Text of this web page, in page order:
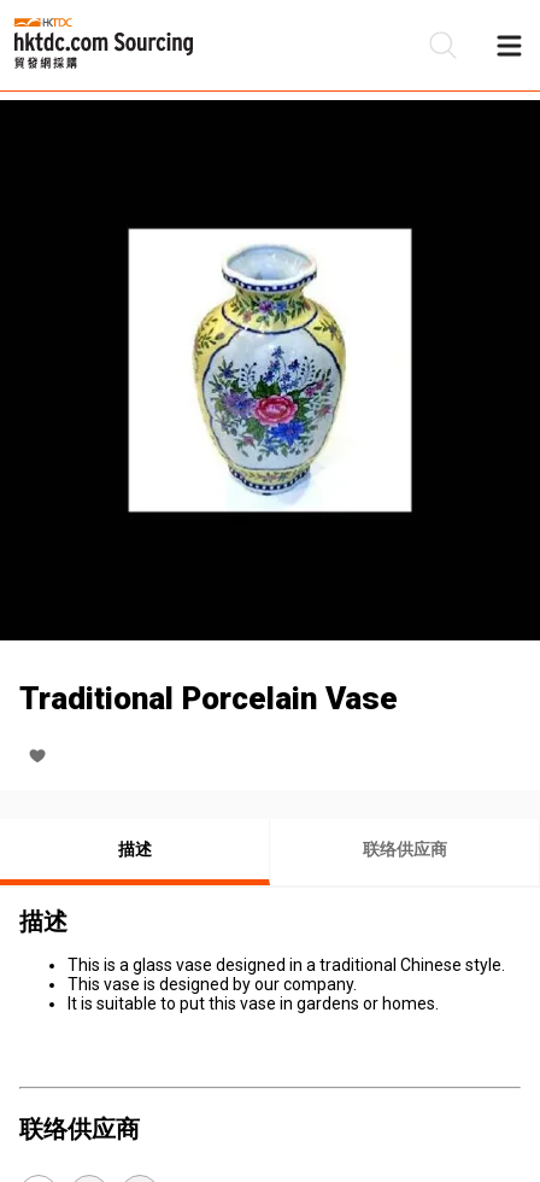
Traditional Porcelain Vase
描述 联络供应商
描述
This is a glass vase designed in a traditional Chinese style.
This vase is designed by our company.
It is suitable to put this vase in gardens or homes.
联络供应商